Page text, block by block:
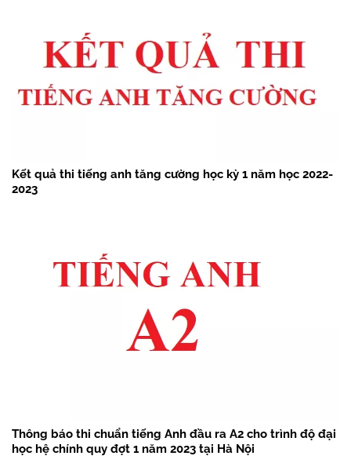
Kết quả thi tiếng anh tăng cường học kỳ 1 năm học 2022-
2023
Thông báo thi chuẩn tiếng Anh đầu ra A2 cho trình độ đại
học hệ chính quy đợt 1 năm 2023 tại Hà Nội